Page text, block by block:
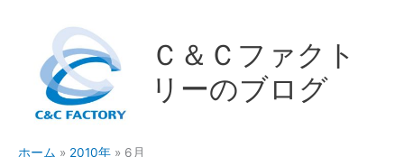
Ｃ＆Ｃファクト
リーのブログ
ホーム 2010年 6月